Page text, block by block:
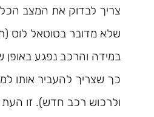
צריך לבדוק את המצב
שלא מדובר בטוטאל לוס
במידה והרכב נפגע באופן
כך שצריך להעביר אותו
ולרכוש רכב חדש). זו העת